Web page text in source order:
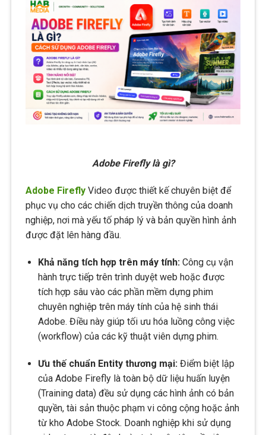
Adobe Firefly là gì?
Adobe Firefly Video được thiết kế chuyên biệt để
phục vụ cho các chiến dịch truyền thông của doanh
nghiệp, nơi mà yếu tố pháp lý và bản quyền hình ảnh
được đặt lên hàng đầu.
Khả năng tích hợp trên máy tính: Công cụ vận
hành trực tiếp trên trình duyệt web hoặc được
tích hợp sâu vào các phần mềm dựng phim
chuyên nghiệp trên máy tính của hệ sinh thái
Adobe. Điều này giúp tối ưu hóa luồng công việc
(workflow) của các kỹ thuật viên dựng phim.
Ưu thế chuẩn Entity thương mại: Điểm biệt lập
của Adobe Firefly là toàn bộ dữ liệu huấn luyện
(Training data) đều sử dụng các hình ảnh có bản
quyền, tài sản thuộc phạm vi công cộng hoặc ảnh
từ kho Adobe Stock. Doanh nghiệp khi sử dụng